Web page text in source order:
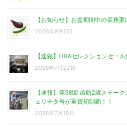
【お知らせ】お盆期間中の業務案
2026年8月5日
【速報】HBAセレクションセール
2026年7月22日
【速報】第58回 函館2歳ステ
ェリチタ号が重賞初制覇！！
2026年7月19日